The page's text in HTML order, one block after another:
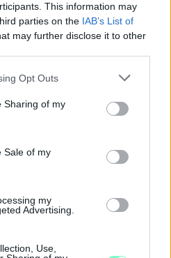
This information may
parties on the IAB’s List of
may further disclose it to other
app uses one or more Google
behaviour. You may click to
and its third-party tags to
purposes in below Google
Opt Outs
Sharing of my
Sale of my
my
Advertising.
Use,
minden közlekedő használhatja
eredeti útvonalukra.